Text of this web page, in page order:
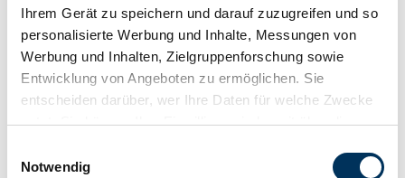
Ihrem Gerät zu speichern und darauf zuzugreifen und so
personalisierte Werbung und Inhalte, Messungen von
Werbung und Inhalten, Zielgruppenforschung sowie
Entwicklung von Angeboten zu ermöglichen. Sie
entscheiden darüber, wer Ihre Daten für welche Zwecke
nutzt. Sie können Ihre Einwilligung jederzeit über die
Trigger Symbol ändern oder widerrufen
Notwendig
1961 | Mercedes-Benz 190 Db